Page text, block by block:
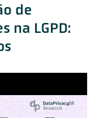
de
na LGPD: